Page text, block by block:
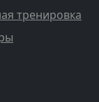
тренировка